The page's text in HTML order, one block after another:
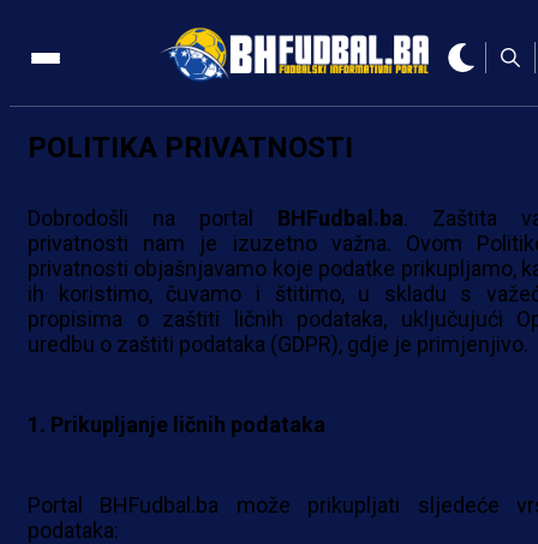
POLITIKA PRIVATNOSTI
Dobrodošli na portal BHFudbal.ba. Zaštita
privatnosti nam je izuzetno važna. Ovom
privatnosti objašnjavamo koje podatke prikupljamo,
ih koristimo, čuvamo i štitimo, u skladu s
propisima o zaštiti ličnih podataka, uključujući
uredbu o zaštiti podataka (GDPR), gdje je primjenjivo.
1. Prikupljanje ličnih podataka
Portal BHFudbal.ba može prikupljati sljedeće
podataka: